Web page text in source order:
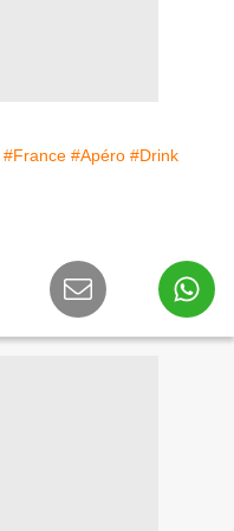
#France #Apéro #Drink